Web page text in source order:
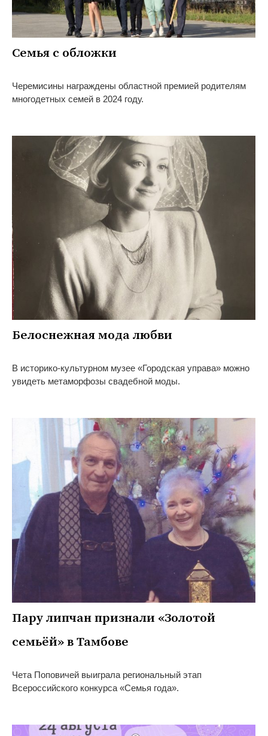
Семья с обложки
Черемисины награждены областной премией родителям
многодетных семей в 2024 году.
Белоснежная мода любви
В историко-культурном музее «Городская управа» можно
увидеть метаморфозы свадебной моды.
Пару липчан признали «Золотой
семьёй» в Тамбове
Чета Поповичей выиграла региональный этап
Всероссийского конкурса «Семья года».